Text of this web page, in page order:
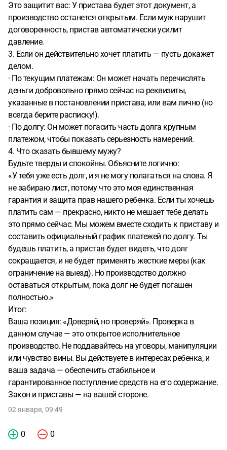
Это защитит вас: У пристава будет этот документ, а
производство останется открытым. Если муж нарушит
договоренность, пристав автоматически усилит
давление.
3. Если он действительно хочет платить — пусть докажет
делом.
· По текущим платежам: Он может начать перечислять
деньги добровольно прямо сейчас на реквизиты,
указанные в постановлении пристава, или вам лично (но
всегда берите расписку!).
· По долгу: Он может погасить часть долга крупным
платежом, чтобы показать серьезность намерений.
4. Что сказать бывшему мужу?
Будьте тверды и спокойны. Объясните логично:
«У тебя уже есть долг, и я не могу полагаться на слова. Я
не забираю лист, потому что это моя единственная
гарантия и защита прав нашего ребенка. Если ты хочешь
платить сам — прекрасно, никто не мешает тебе делать
это прямо сейчас. Мы можем вместе сходить к приставу и
составить официальный график платежей по долгу. Ты
будешь платить, а пристав будет видеть, что долг
сокращается, и не будет применять жесткие меры (как
ограничение на выезд). Но производство должно
оставаться открытым, пока долг не будет погашен
полностью.»
Итог:
Ваша позиция: «Доверяй, но проверяй». Проверка в
данном случае — это открытое исполнительное
производство. Не поддавайтесь на уговоры, манипуляции
или чувство вины. Вы действуете в интересах ребенка, и
ваша задача — обеспечить стабильное и
гарантированное поступление средств на его содержание.
Закон и приставы — на вашей стороне.
02 января, 09:49
0 0